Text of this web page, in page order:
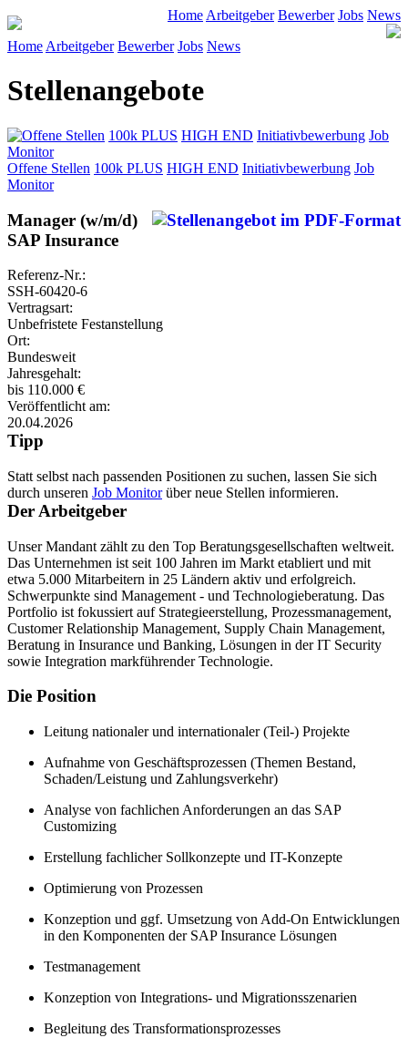
Home Arbeitgeber Bewerber Jobs News
Home Arbeitgeber Bewerber Jobs News
Stellenangebote
Offene Stellen 100k PLUS HIGH END Initiativbewerbung Job
Monitor
Offene Stellen 100k PLUS HIGH END Initiativbewerbung Job
Monitor
Manager (w/m/d)
SAP Insurance
Referenz-Nr.:
SSH-60420-6
Vertragsart:
Unbefristete Festanstellung
Ort:
Bundesweit
Jahresgehalt:
bis 110.000 €
Veröffentlicht am:
20.04.2026
Tipp
Statt selbst nach passenden Positionen zu suchen, lassen Sie sich
durch unseren Job Monitorüber neue Stellen informieren.
Der Arbeitgeber
Unser Mandant zählt zu den Top Beratungsgesellschaften weltweit.
Das Unternehmen ist seit 100 Jahren im Markt etabliert und mit
etwa 5.000 Mitarbeitern in 25 Ländern aktiv und erfolgreich.
Schwerpunkte sind Management - und Technologieberatung. Das
Portfolio ist fokussiert auf Strategieerstellung, Prozessmanagement,
Customer Relationship Management, Supply Chain Management,
Beratung in Insurance und Banking, Lösungen in der IT Security
sowie Integration markführender Technologie.
Die Position
Leitung nationaler und internationaler (Teil-) Projekte
Aufnahme von Geschäftsprozessen (Themen Bestand,
Schaden/Leistung und Zahlungsverkehr)
Analyse von fachlichen Anforderungen an das SAP
Customizing
Erstellung fachlicher Sollkonzepte und IT-Konzepte
Optimierung von Prozessen
Konzeption und ggf. Umsetzung von Add-On Entwicklungen
in den Komponenten der SAP Insurance Lösungen
Testmanagement
Konzeption von Integrations- und Migrationsszenarien
Begleitung des Transformationsprozesses